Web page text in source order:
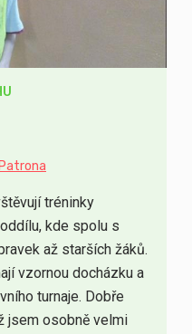
tréninky
kde spolu s
až starších žáků.
vzornou docházku a
turnaje. Dobře
jsem osobně velmi